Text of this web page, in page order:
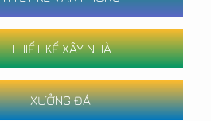
THIẾT KẾ XÂY NHÀ
XƯỞNG ĐÁ